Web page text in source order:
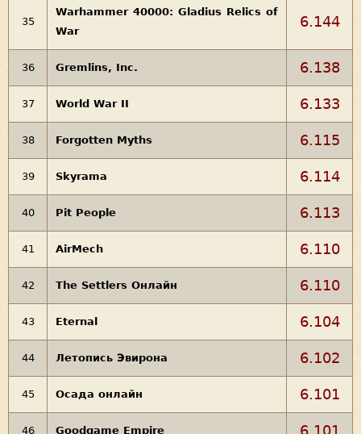
35
Warhammer 40000: Gladius Relics of
War
6.144
36 Gremlins, Inc. 6.138
37 World War II 6.133
38 Forgotten Myths 6.115
39 Skyrama 6.114
40 Pit People 6.113
41 AirMech 6.110
42 The Settlers Онлайн 6.110
43 Eternal 6.104
44 Летопись Эвирона 6.102
45 Осада онлайн 6.101
46 Goodgame Empire 6.101